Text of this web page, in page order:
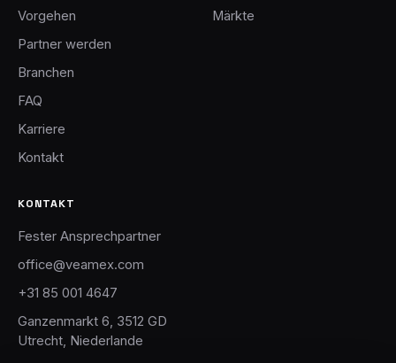
Vorgehen
Partner werden
Branchen
FAQ
Karriere
Kontakt
Märkte
KONTAKT
Fester Ansprechpartner
office@veamex.com
+31 85 001 4647
Ganzenmarkt 6, 3512 GD
Utrecht, Niederlande